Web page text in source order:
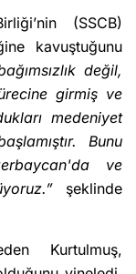
(SSCB)
kavuştuğunu
değil,
girmiş ve
medeniyet
Bunu
ve
şeklinde
Kurtulmuş,